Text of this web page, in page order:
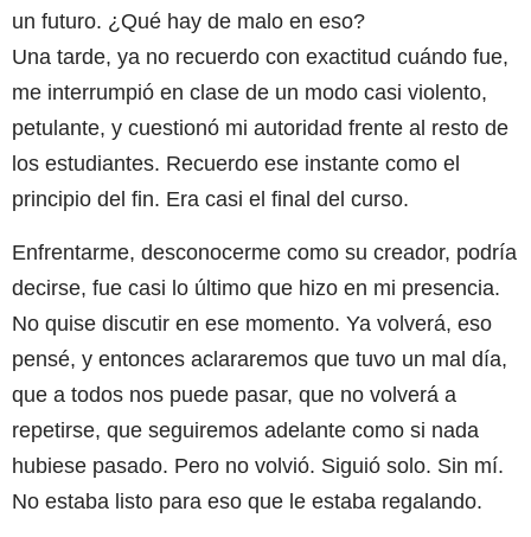
un futuro. ¿Qué hay de malo en eso?
Una tarde, ya no recuerdo con exactitud cuándo fue,
me interrumpió en clase de un modo casi violento,
petulante, y cuestionó mi autoridad frente al resto de
los estudiantes. Recuerdo ese instante como el
principio del fin. Era casi el final del curso.
Enfrentarme, desconocerme como su creador, podría
decirse, fue casi lo último que hizo en mi presencia.
No quise discutir en ese momento. Ya volverá, eso
pensé, y entonces aclararemos que tuvo un mal día,
que a todos nos puede pasar, que no volverá a
repetirse, que seguiremos adelante como si nada
hubiese pasado. Pero no volvió. Siguió solo. Sin mí.
No estaba listo para eso que le estaba regalando.